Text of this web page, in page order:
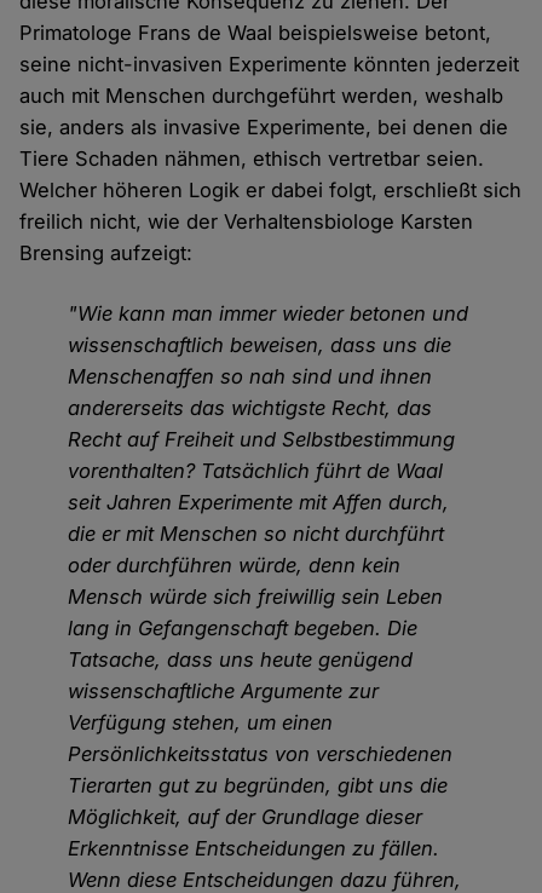
Primatologe Frans de Waal beispielsweise betont,
seine nicht-invasiven Experimente könnten jederzeit
auch mit Menschen durchgeführt werden, weshalb
sie, anders als invasive Experimente, bei denen die
Tiere Schaden nähmen, ethisch vertretbar seien.
Welcher höheren Logik er dabei folgt, erschließt sich
freilich nicht, wie der Verhaltensbiologe Karsten
Brensing aufzeigt:
"Wie kann man immer wieder betonen und
wissenschaftlich beweisen, dass uns die
Menschenaffen so nah sind und ihnen
andererseits das wichtigste Recht, das
Recht auf Freiheit und Selbstbestimmung
vorenthalten? Tatsächlich führt de Waal
seit Jahren Experimente mit Affen durch,
die er mit Menschen so nicht durchführt
oder durchführen würde, denn kein
Mensch würde sich freiwillig sein Leben
lang in Gefangenschaft begeben. Die
Tatsache, dass uns heute genügend
wissenschaftliche Argumente zur
Verfügung stehen, um einen
Persönlichkeitsstatus von verschiedenen
Tierarten gut zu begründen, gibt uns die
Möglichkeit, auf der Grundlage dieser
Erkenntnisse Entscheidungen zu fällen.
Wenn diese Entscheidungen dazu führen,